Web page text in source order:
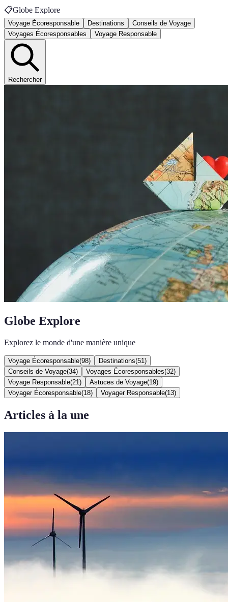
📋Globe Explore
Voyage Écoresponsable Destinations
Conseils de Voyage
Voyages Écoresponsables
Voyage Responsable
Rechercher
Globe Explore
Explorez le monde d'une manière unique
Voyage Écoresponsable(98) Destinations(51 )
Conseils de Voyage(34) Voyages Écoresponsables(32)
Voyage Responsable(21 ) Astuces de Voyage(19)
Voyager Écoresponsable(18) Voyager Responsable(13)
Articles à la une